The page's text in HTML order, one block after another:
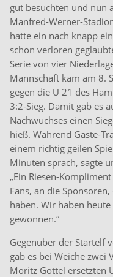
gut besuchten und nun
Manfred-Werner-
hatte ein nach knapp
schon verloren
Serie von vier
Mannschaft kam am 8.
gegen die U 21 des
3:2-Sieg. Damit gab es
Nachwuchses einen
hieß. Während Gäste-
einem richtig geilen
Minuten sprach, sagte
„Ein Riesen-
Fans, an die
haben. Wir haben
gewonnen.“
Gegenüber der Startelf
gab es bei Weiche zwei
Moritz Göttel ersetzten